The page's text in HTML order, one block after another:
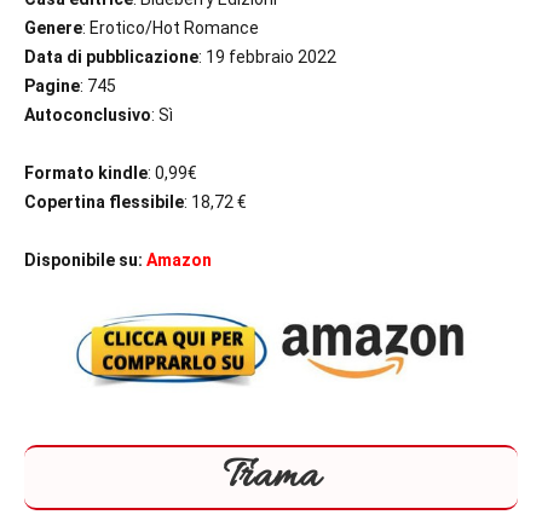
Genere: Erotico/Hot Romance
Data di pubblicazione: 19 febbraio 2022
Pagine: 745
Autoconclusivo: Sì
Formato kindle: 0,99€
Copertina flessibile: 18,72 €
Disponibile su: Amazon
Trama